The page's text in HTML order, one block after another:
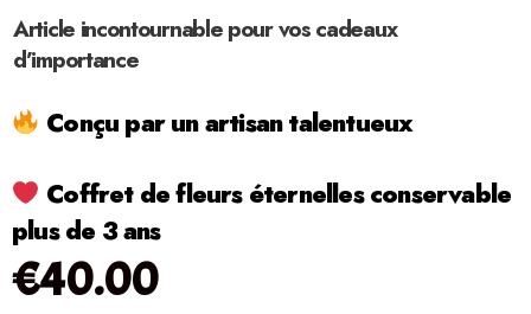
Article incontournable pour vos cadeaux
d’importance
Conçu par un artisan talentueux
Coffret de fleurs éternelles conservable
plus de 3 ans
€40.00